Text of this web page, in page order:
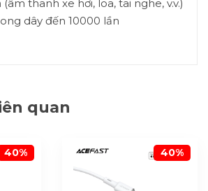
thanh xe hơi, loa, tai nghe, v.v.)
dây đến 10000 lần
quan
40% 40%